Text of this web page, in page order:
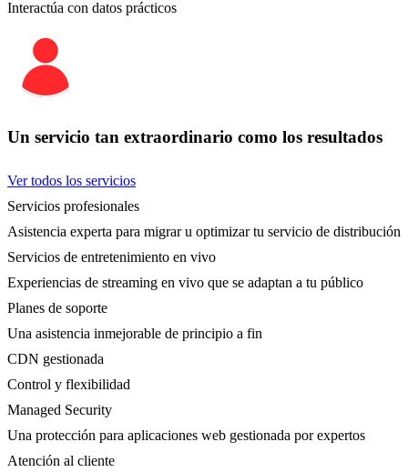
Interactúa con datos prácticos
Un servicio tan extraordinario como los resultados
Ver todos los servicios
Servicios profesionales
Asistencia experta para migrar u optimizar tu servicio de distribución
Servicios de entretenimiento en vivo
Experiencias de streaming en vivo que se adaptan a tu público
Planes de soporte
Una asistencia inmejorable de principio a fin
CDN gestionada
Control y flexibilidad
Managed Security
Una protección para aplicaciones web gestionada por expertos
Atención al cliente